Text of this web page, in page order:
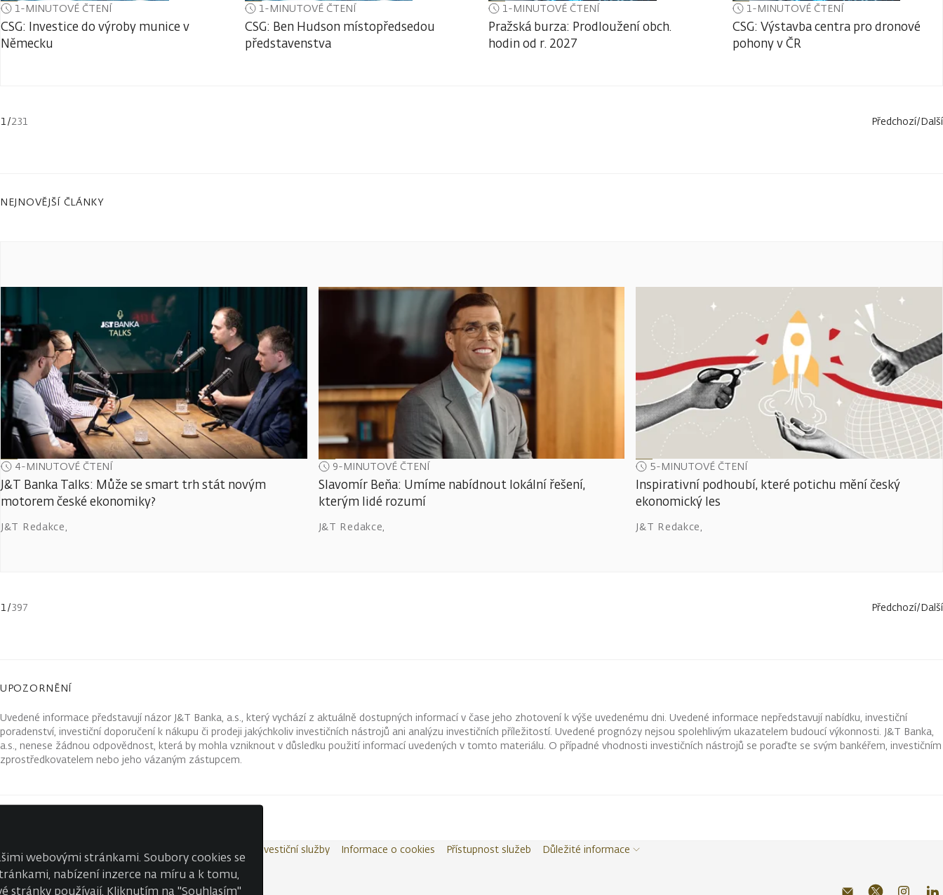
1-MINUTOVÉ ČTENÍ
CSG: Investice do výroby munice v
Německu
1-MINUTOVÉ ČTENÍ
CSG: Ben Hudson místopředsedou
představenstva
1-MINUTOVÉ ČTENÍ
Pražská burza: Prodloužení obch.
hodin od r. 2027
1-MINUTOVÉ ČTENÍ
CSG: Výstavba centra pro dronové
pohony v ČR
1 /231 Předchozí/Další
NEJNOVĚJŠÍ ČLÁNKY
4-MINUTOVÉ ČTENÍ
J&T Banka Talks: Může se smart trh stát novým
motorem české ekonomiky?
J&T Redakce,
9-MINUTOVÉ ČTENÍ
Slavomír Beňa: Umíme nabídnout lokální řešení,
kterým lidé rozumí
J&T Redakce,
5-MINUTOVÉ ČTENÍ
Inspirativní podhoubí, které potichu mění český
ekonomický les
J&T Redakce,
1/397 Předchozí/Další
UPOZORNĚNÍ
Uvedené informace představují názor J&T Banka, a.s., který vychází z aktuálně dostupných informací v čase jeho zhotovení k výše uvedenému dni. Uvedené informace nepředstavují nabídku, investiční
poradenství, investiční doporučení k nákupu či prodeji jakýchkoliv investičních nástrojů ani analýzu investičních příležitostí. Uvedené prognózy nejsou spolehlivým ukazatelem budoucí výkonnosti. J&T Banka,
a.s., nenese žádnou odpovědnost, která by mohla vzniknout v důsledku použití informací uvedených v tomto materiálu. O případné vhodnosti investičních nástrojů se poraďte se svým bankéřem, investičním
zprostředkovatelem nebo jeho vázaným zástupcem.
© J&T BANKA, a.s. 2026
Kontakty Wealth Report Investiční služby Informace o cookies Přístupnost služeb Důležité informace
webovými stránkami. Soubory cookies se
nabízení inzerce na míru a k tomu,
stránky používají. Kliknutím na "Souhlasím"